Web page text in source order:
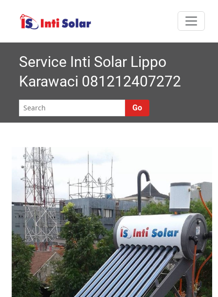
nti
Solar |
Roynal's
House
Melayani semua
Service Inti Solar Lippo
Karawaci 081212407272
Go